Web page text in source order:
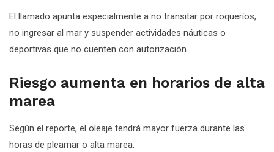
El llamado apunta especialmente a no transitar por roqueríos,
no ingresar al mar y suspender actividades náuticas o
deportivas que no cuenten con autorización.
Riesgo aumenta en horarios de alta
marea
Según el reporte, el oleaje tendrá mayor fuerza durante las
horas de pleamar o alta marea.